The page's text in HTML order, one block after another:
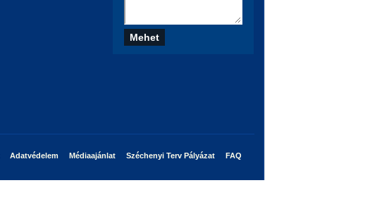
Adatvédelem Médiaajánlat Széchenyi Terv Pályázat FAQ